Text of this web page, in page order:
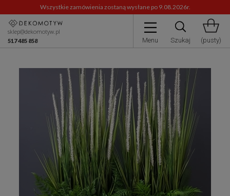
Wszystkie zamówienia zostaną wysłane po 9.08.2026r.
Menu Szukaj (pusty)
sklep@dekomotyw.pl
517 485 858